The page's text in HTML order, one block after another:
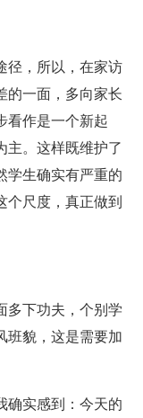
径，所以，在家访
的一面，多向家长
看作是一个新起
主。这样既维护了
学生确实有严重的
个尺度，真正做到
多下功夫，个别学
班貌，这是需要加
确实感到：今天的